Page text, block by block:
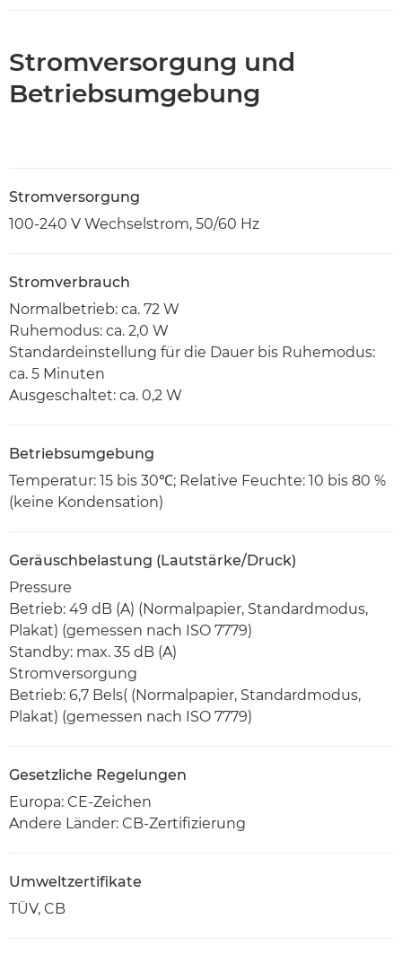
Stromversorgung und
Betriebsumgebung
Stromversorgung
100-240 V Wechselstrom, 50/60 Hz
Stromverbrauch
Normalbetrieb: ca. 72 W
Ruhemodus: ca. 2,0 W
Standardeinstellung für die Dauer bis Ruhemodus:
ca. 5 Minuten
Ausgeschaltet: ca. 0,2 W
Betriebsumgebung
Temperatur: 15 bis 30℃; Relative Feuchte: 10 bis 80 %
(keine Kondensation)
Geräuschbelastung (Lautstärke/Druck)
Pressure
Betrieb: 49 dB (A) (Normalpapier, Standardmodus,
Plakat) (gemessen nach ISO 7779)
Standby: max. 35 dB (A)
Stromversorgung
Betrieb: 6,7 Bels( (Normalpapier, Standardmodus,
Plakat) (gemessen nach ISO 7779)
Gesetzliche Regelungen
Europa: CE-Zeichen
Andere Länder: CB-Zertifizierung
Umweltzertifikate
TÜV, CB